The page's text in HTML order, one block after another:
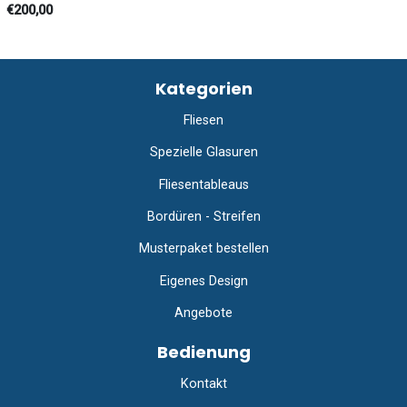
€200,00
Kategorien
Fliesen
Spezielle Glasuren
Fliesentableaus
Bordüren - Streifen
Musterpaket bestellen
Eigenes Design
Angebote
Bedienung
Kontakt